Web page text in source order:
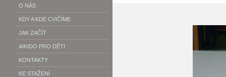
O NÁS
KDY A KDE CVIČÍME
JAK ZAČÍT
AIKIDO PRO DĚTI
KONTAKTY
KE STAŽENÍ